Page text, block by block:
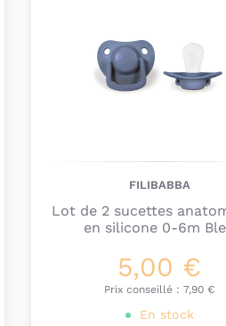
FILIBABBA
Lot de 2 sucettes
en silicone 0-6m
5,00 €
Prix conseillé :7,90 €
En stock